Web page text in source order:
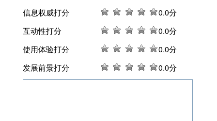
信息权威打分
0.0分
互动性打分
0.0分
使用体验打分
0.0分
发展前景打分
0.0分